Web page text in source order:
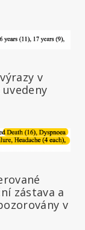
v
zástava a
v